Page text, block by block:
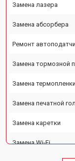
Замена лазера
Замена абсорбера
Ремонт
Замена тормозной
Замена термопленки
Замена печатной
Замена каретки
Замена Wi-Fi